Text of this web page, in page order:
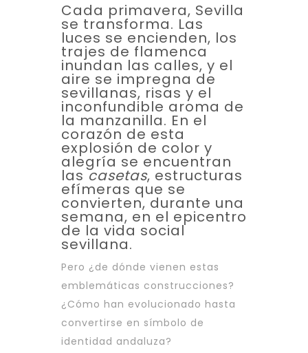
Cada primavera, Sevilla
se transforma. Las
luces se encienden, los
trajes de flamenca
inundan las calles, y el
aire se impregna de
sevillanas, risas y el
inconfundible aroma de
la manzanilla. En el
corazón de esta
explosión de color y
alegría se encuentran
lascasetas, estructuras
efímeras que se
convierten, durante una
semana, en el epicentro
de la vida social
sevillana.
Pero ¿de dónde vienen estas
emblemáticas construcciones?
¿Cómo han evolucionado hasta
convertirse en símbolo de
identidad andaluza?